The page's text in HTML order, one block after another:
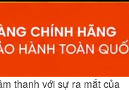
thanh với sự ra mắt của